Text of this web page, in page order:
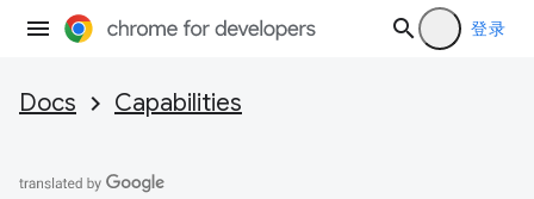
登录
Docs Capabilities